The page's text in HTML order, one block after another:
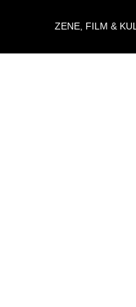
ZENE, FILM &